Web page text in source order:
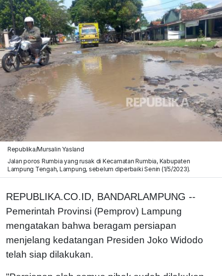
Republika/Mursalin Yasland
Jalan poros Rumbia yang rusak di Kecamatan Rumbia, Kabupaten
Lampung Tengah, Lampung, sebelum diperbaiki Senin (1/5/2023).
REPUBLIKA.CO.ID, BANDARLAMPUNG --
Pemerintah Provinsi (Pemprov) Lampung
mengatakan bahwa beragam persiapan
menjelang kedatangan Presiden Joko Widodo
telah siap dilakukan.